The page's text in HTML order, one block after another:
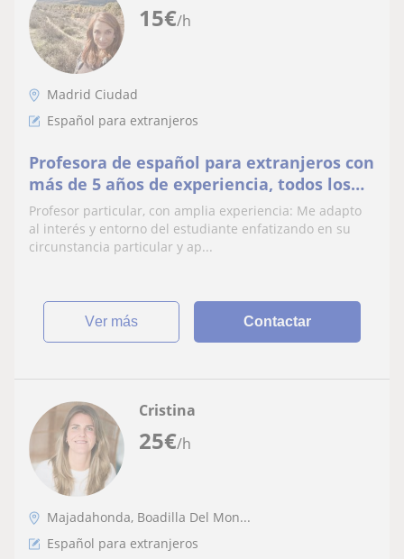
15€/h
Madrid Ciudad
Español para extranjeros
Profesora de español para extranjeros con
más de 5 años de experiencia, todos los
niveles Clases adaptadas a casa alumno.
Profesor particular, con amplia experiencia: Me adapto
al interés y entorno del estudiante enfatizando en su
circunstancia particular y ap...
ver más Contactar
25€/h
Cristina
Majadahonda, Boadilla Del Mon...
Español para extranjeros